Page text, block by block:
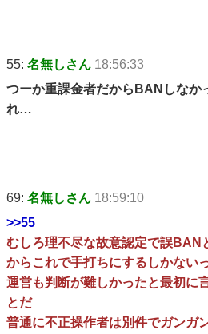
55: 名無しさん 18:56:33
つーか重課金者だからBANしなか
れ…
69: 名無しさん 18:59:10
>>55
むしろ理不尽な故意認定で誤BAN
からこれで手打ちにするしかない
運営も判断が難しかったと最初に
とだ
普通に不正操作者は別件でガンガ